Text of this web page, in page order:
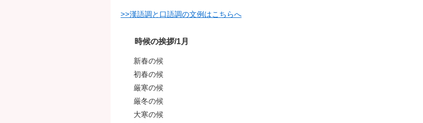
>>漢語調と口語調の文例はこちらへ
時候の挨拶/1月
新春の候
初春の候
厳寒の候
厳冬の候
大寒の候